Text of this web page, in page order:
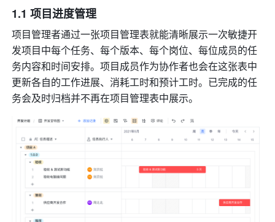
1.1 项目进度管理
项目管理者通过一张项目管理表就能清晰展示一次敏捷开
发项目中每个任务、每个版本、每个岗位、每位成员的任
务内容和时间安排。项目成员作为协作者也会在这张表中
更新各自的工作进展、消耗工时和预计工时。已完成的任
务会及时归档并不再在项目管理表中展示。